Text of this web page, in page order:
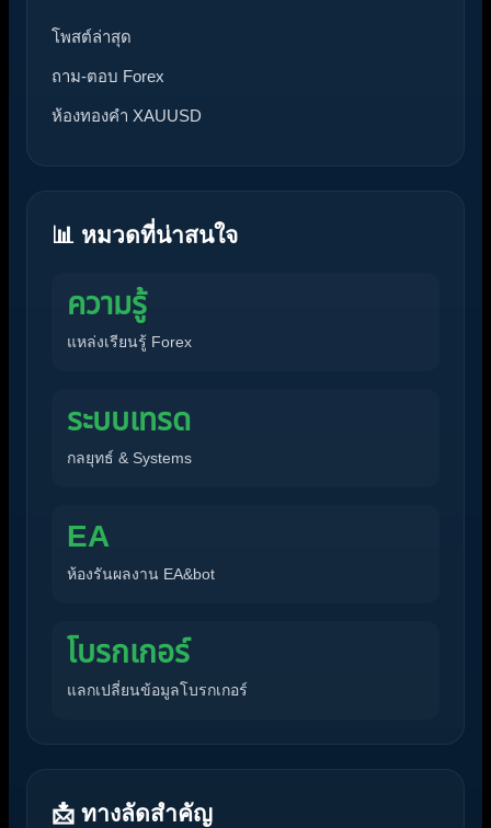
โพสต์ล่าสุด
ถาม-ตอบ Forex
ห้องทองคำ XAUUSD
📊 หมวดที่น่าสนใจ
ความรู้
แหล่งเรียนรู้ Forex
ระบบเทรด
กลยุทธ์ & Systems
EA
ห้องรันผลงาน EA&bot
โบรกเกอร์
แลกเปลี่ยนข้อมูลโบรกเกอร์
📩 ทางลัดสำคัญ